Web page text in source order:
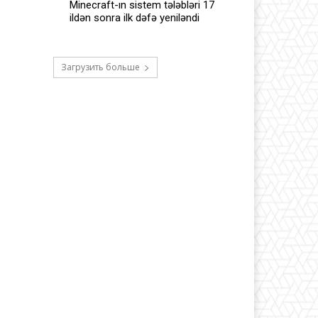
Minecraft-ın sistem tələbləri 17
ildən sonra ilk dəfə yeniləndi
Загрузить больше